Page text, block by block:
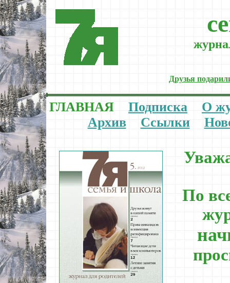
Друзья
ГЛАВНАЯ Подписка
О
Архив
Ссылки
По